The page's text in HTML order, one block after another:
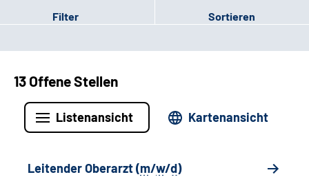
Filter Sortieren
13 Offene Stellen
Listenansicht Kartenansicht
Leitender Oberarzt (m/w/d)